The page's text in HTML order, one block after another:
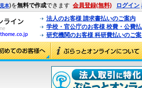
見本)を無料で作成できます 会員登録(無料) ログイン
法人のお客様 請求書払いのご案内
学校・官公庁のお客様 校費・公費
研究機関のお客様 科研費払いのご